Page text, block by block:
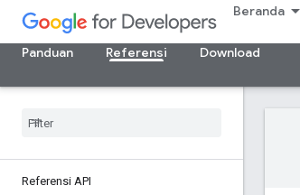
Beranda
Panduan
Referensi Download
Referensi API